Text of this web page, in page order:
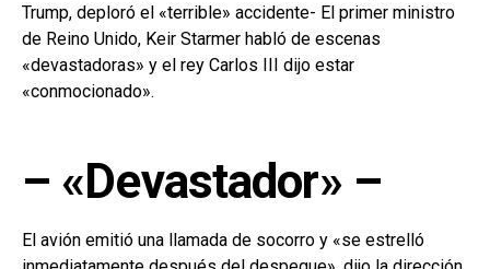
Trump, deploró el «terrible» accidente- El primer ministro
de Reino Unido, Keir Starmer habló de escenas
«devastadoras» y el rey Carlos III dijo estar
«conmocionado».
– «Devastador» –
El avión emitió una llamada de socorro y «se estrelló